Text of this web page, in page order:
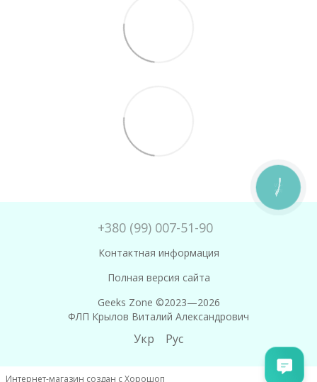
+380 (99) 007-51-90
Контактная информация
Полная версия сайта
Geeks Zone ©2023—2026
ФЛП Крылов Виталий Александрович
Укр Рус
Интернет-магазин создан с Хорошоп
КНОПКА
ЗВ'ЯЗКУ